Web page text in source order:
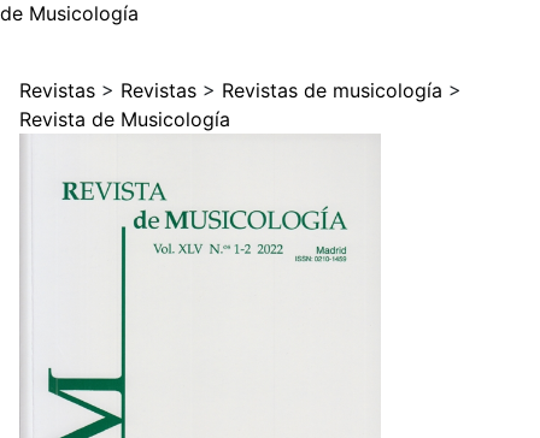
de Musicología
Revistas > Revistas > Revistas de musicología >
Revista de Musicología